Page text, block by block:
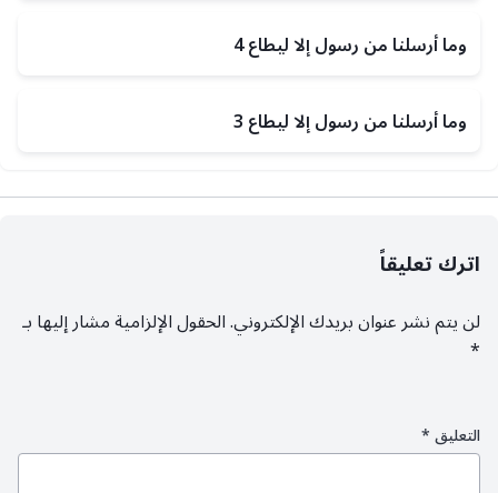
وما أرسلنا من رسول إلا ليطاع 4
وما أرسلنا من رسول إلا ليطاع 3
اترك تعليقاً
لن يتم نشر عنوان بريدك الإلكتروني.الحقول الإلزامية مشار إليها بـ
*
التعليق*